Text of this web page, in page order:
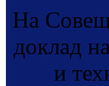
На
доклад
и